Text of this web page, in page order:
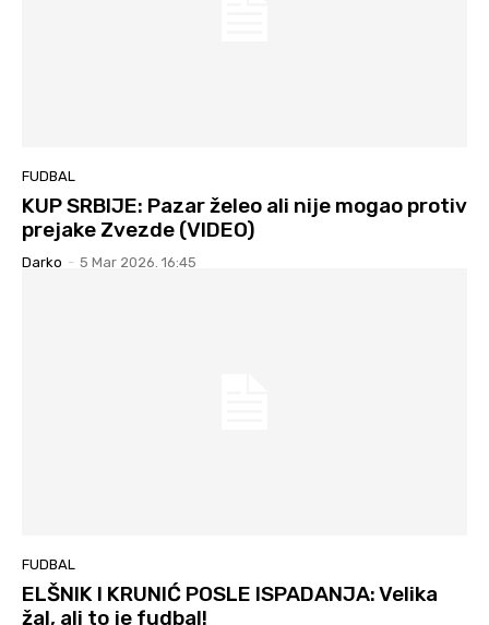
FUDBAL
KUP SRBIJE: Pazar želeo ali nije mogao protiv
prejake Zvezde (VIDEO)
Darko - 5 Mar 2026. 16:45
FUDBAL
ELŠNIK I KRUNIĆ POSLE ISPADANJA: Velika
žal, ali to je fudbal!